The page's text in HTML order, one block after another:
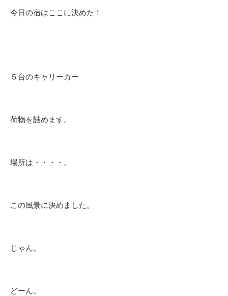
今日の宿はここに決めた！
５台のキャリーカー
荷物を詰めます。
場所は・・・・。
この風景に決めました。
じゃん。
どーん。